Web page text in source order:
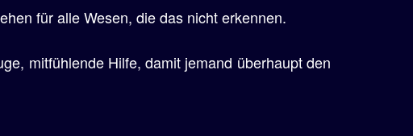
für alle Wesen, die das nicht erkennen.
mitfühlende Hilfe, damit jemand überhaupt den